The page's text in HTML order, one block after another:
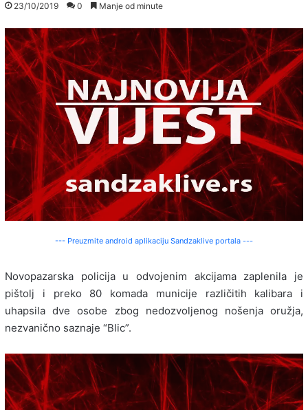
23/10/2019 0 Manje od minute
--- Preuzmite android aplikaciju Sandzaklive portala ---
Novopazarska policija u odvojenim akcijama zaplenila je
pištolj i preko 80 komada municije različitih kalibara i
uhapsila dve osobe zbog nedozvoljenog nošenja oružja,
nezvanično saznaje “Blic”.